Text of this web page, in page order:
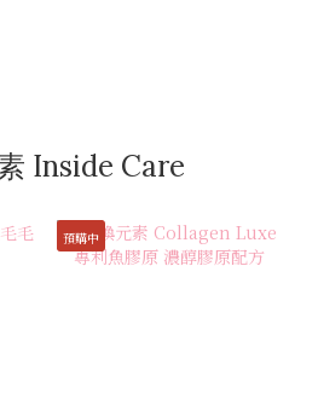
Inside Care
預購中